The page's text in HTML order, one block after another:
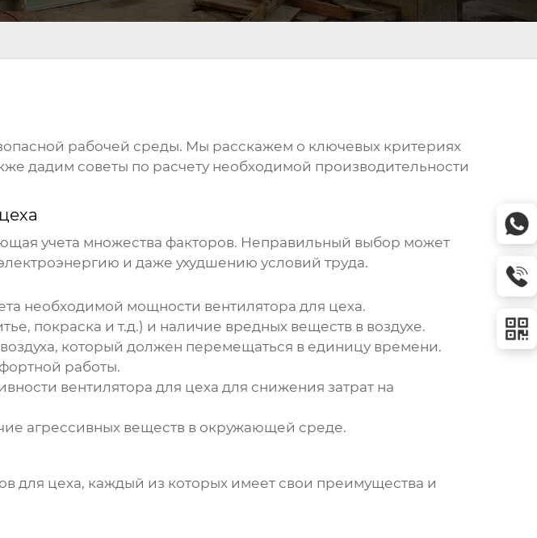
рабочей среды. Мы расскажем о ключевых критериях
дадим советы по расчету необходимой производительности
учета множества факторов. Неправильный выбор может
и даже ухудшению условий труда.
необходимой мощности вентилятора для цеха.
покраска и т.д.) и наличие вредных веществ в воздухе.
который должен перемещаться в единицу времени.
работы.
вентилятора для цеха для снижения затрат на
агрессивных веществ в окружающей среде.
для цеха, каждый из которых имеет свои преимущества и